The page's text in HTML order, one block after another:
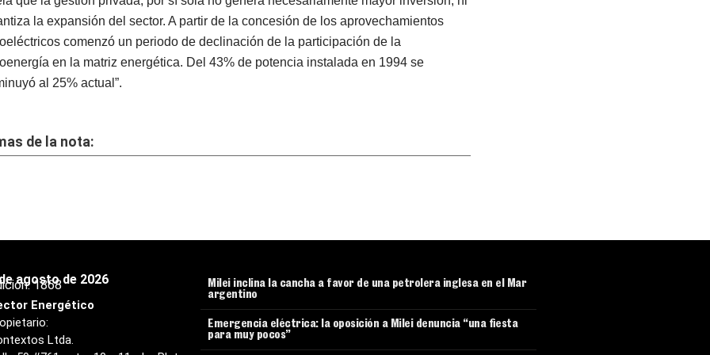
la expansión del sector. A partir de la concesión de los aprovechamientos
comenzó un periodo de declinación de la participación de la
en la matriz energética. Del 43% de potencia instalada en 1994 se
al 25% actual”.
de la nota:
agosto de 2026
1868
Energético
Ltda.
Milei inclina la cancha a favor de una petrolera inglesa en el Mar
argentino
Emergencia eléctrica: la oposición a Milei denuncia “una fiesta
para muy pocos”